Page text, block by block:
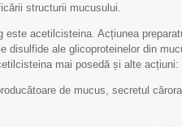
structurii mucusului.
este acetilcisteina. Acțiunea
disulfide ale glicoproteinelor din
mai posedă și alte acțiuni:
de mucus, secretul